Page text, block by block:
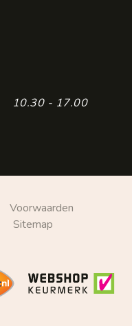
10.30 - 17.00
Voorwaarden
Sitemap